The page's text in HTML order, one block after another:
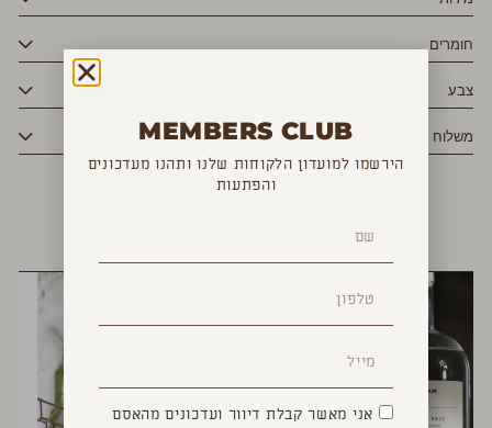
חומרים
צבע
משלוח
YOU MAY ALSO LIKE
MEMBERS CLUB
הירשמו למועדון הלקוחות שלנו ותהנו מעדכונים
והפתעות
אני מאשר קבלת דיוור ועדכונים מהאסם